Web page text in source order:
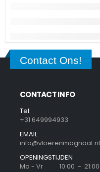
Contact Ons!
CONTACT INFO
Tel:
+31 649994933
EMAIL:
info@vloerenmagnaat.nl
OPENINGSTIJDEN
Ma - Vr 10:00 - 21:00